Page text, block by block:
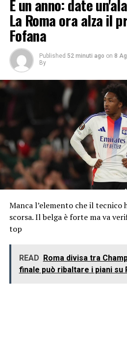
È un anno: date
La Roma ora alza il
Fofana
Published 52 minuti ago on 8
By
Manca l’elemento che il tecnico
scorsa. Il belga è forte ma va
top
READ Roma divisa tra
finale può ribaltare i piani su